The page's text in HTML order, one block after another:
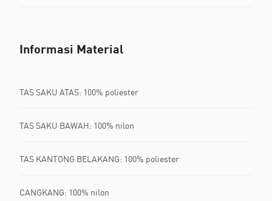
Informasi Material
TAS SAKU ATAS: 100% poliester
TAS SAKU BAWAH: 100% nilon
TAS KANTONG BELAKANG: 100% poliester
CANGKANG: 100% nilon